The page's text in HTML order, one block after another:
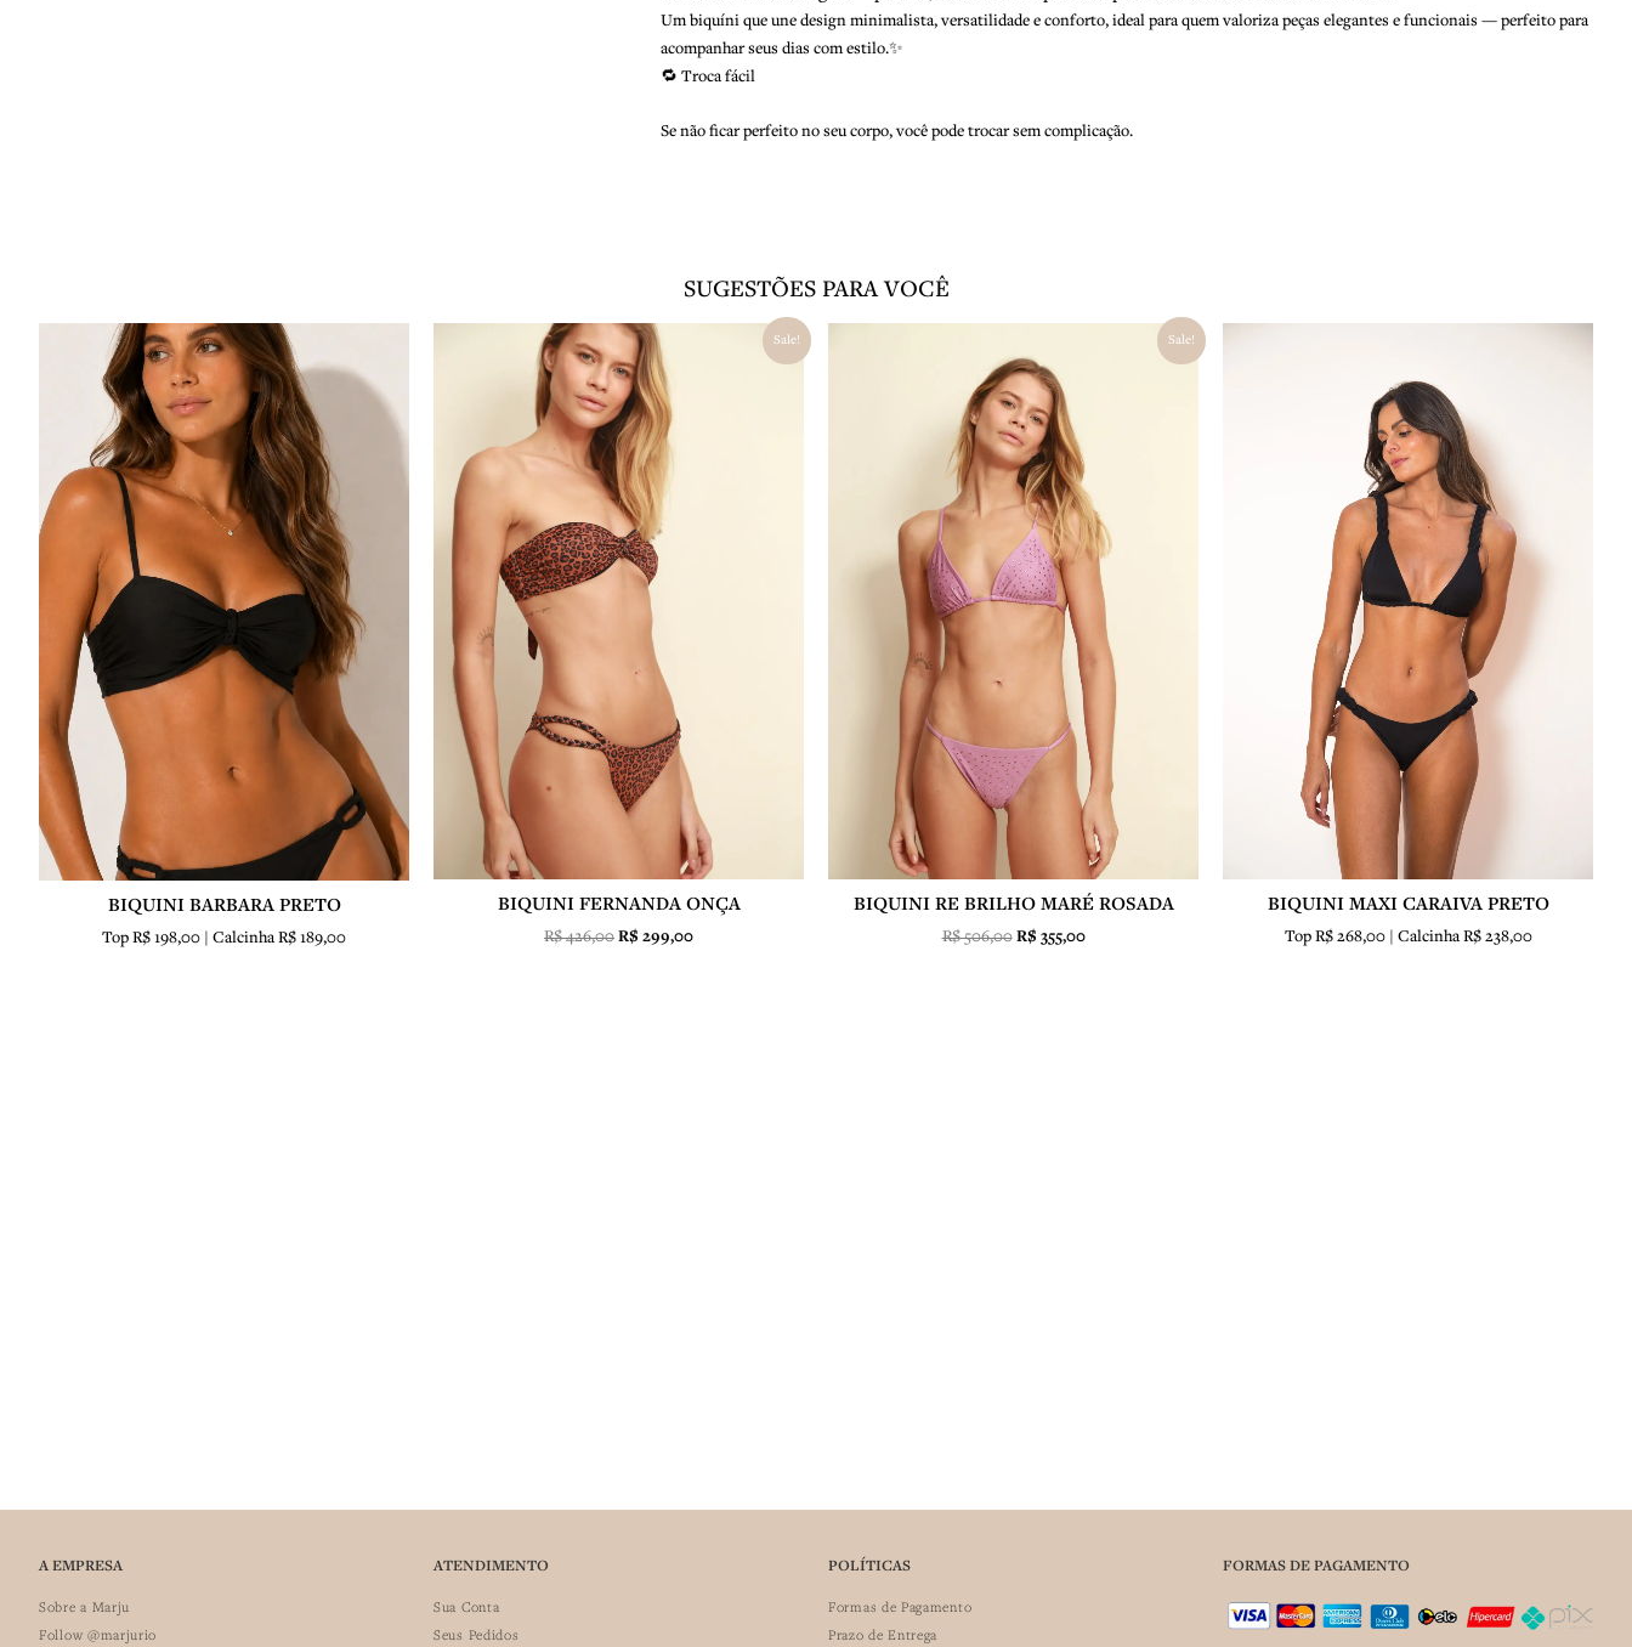
Um biquíni que une design minimalista, versatilidade e conforto, ideal para quem valoriza peças elegantes e funcionais — perfeito para
acompanhar seus dias com estilo.✨
🔁 Troca fácil
Se não ficar perfeito no seu corpo, você pode trocar sem complicação.
SUGESTÕES PARA VOCÊ
BIQUINI BARBARA PRETO
Top R$ 198,00 | Calcinha R$ 189,00
Sale!
BIQUINI FERNANDA ONÇA
R$426,00
O
preço
original
era:
R$ 426,00.
R$ 299,00
Sale!
BIQUINI RE BRILHO MARÉ ROSADA
R$506,00
preço
original
era:
R$ 506,00.
R$ 355,00
BIQUINI MAXI CARAIVA PRETO
Top R$ 268,00 | Calcinha R$ 238,00
A EMPRESA
Sobre a Marju
Follow @marjurio
ATENDIMENTO
Sua Conta
Seus Pedidos
POLÍTICAS
Formas de Pagamento
Prazo de Entrega
FORMAS DE PAGAMENTO